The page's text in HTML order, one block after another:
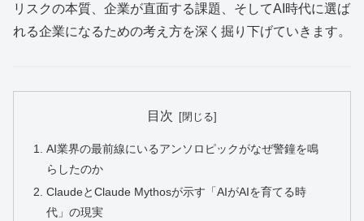
リスクの本質、企業が直面する課題、そしてAI時代に選ば
れる企業になるための考え方を深く掘り下げていきます。
目次
AI業界の最前線にいるアンソロピックがなぜ警鐘を鳴
らしたのか
ClaudeとClaude Mythosが示す「AIがAIを育てる時
代」の現実